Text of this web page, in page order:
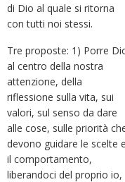
di Dio al quale si ritorna
con tutti noi stessi.
Tre proposte: 1) Porre
al centro della nostra
attenzione, della
riflessione sulla vita, sui
valori, sul senso da dare
alle cose, sulle priorità
devono guidare le scelte e
il comportamento,
liberandoci del proprio io,